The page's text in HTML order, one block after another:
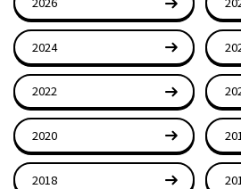
2024
2022
2020
2018